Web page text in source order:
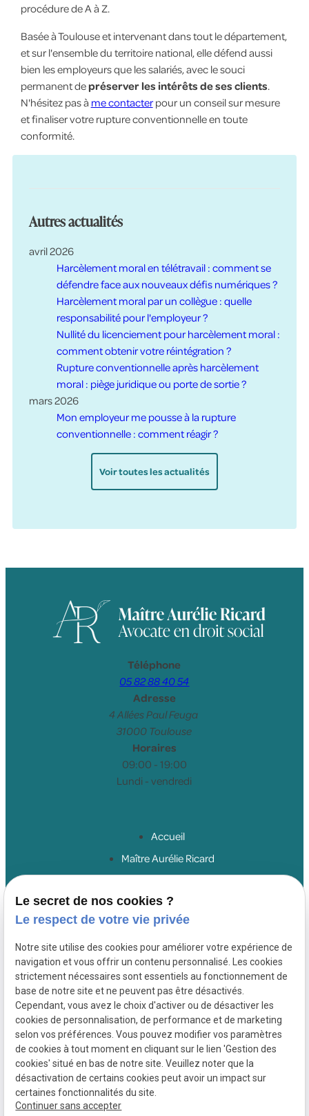
procédure de A à Z.
Basée à Toulouse et intervenant dans tout le département,
et sur l'ensemble du territoire national, elle défend aussi
bien les employeurs que les salariés, avec le souci
permanent depréserver les intérêts de ses clients.
N'hésitez pas à me contacterpour un conseil sur mesure
et finaliser votre rupture conventionnelle en toute
conformité.
Autres actualités
avril 2026
Harcèlement moral en télétravail : comment se
défendre face aux nouveaux défis numériques ?
Harcèlement moral par un collègue : quelle
responsabilité pour l'employeur ?
Nullité du licenciement pour harcèlement moral :
comment obtenir votre réintégration ?
Rupture conventionnelle après harcèlement
moral : piège juridique ou porte de sortie ?
mars 2026
Mon employeur me pousse à la rupture
conventionnelle : comment réagir ?
Voir toutes les actualités
Téléphone
05 82 88 40 54
Adresse
4 Allées Paul Feuga
31000 Toulouse
Horaires
09:00 - 19:00
Lundi - vendredi
Accueil
Maître Aurélie Ricard
Droit du travail employeurs
Droit de la sécurité sociale
Honoraires
Actualités
Contact
SIRET :
80066442700054
Mentions
légales
Politique de
confidentialité
Plan du site
Gestion des
cookies
Le secret de nos cookies ?
Le respect de votre vie privée
Notre site utilise des cookies pour améliorer votre expérience de
navigation et vous offrir un contenu personnalisé. Les cookies
strictement nécessaires sont essentiels au fonctionnement de
base de notre site et ne peuvent pas être désactivés.
Cependant, vous avez le choix d'activer ou de désactiver les
cookies de personnalisation, de performance et de marketing
selon vos préférences. Vous pouvez modifier vos paramètres
de cookies à tout moment en cliquant sur le lien 'Gestion des
cookies' situé en bas de notre site. Veuillez noter que la
désactivation de certains cookies peut avoir un impact sur
certaines fonctionnalités du site.
Continuer sans accepter